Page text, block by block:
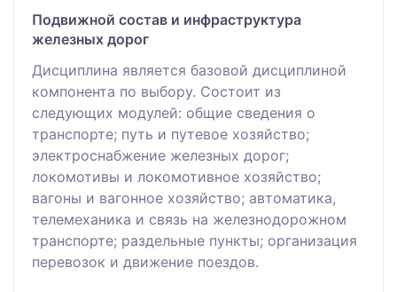
Подвижной состав и инфраструктура
железных дорог
Дисциплина является базовой дисциплиной
компонента по выбору. Состоит из
следующих модулей: общие сведения о
транспорте; путь и путевое хозяйство;
электроснабжение железных дорог;
локомотивы и локомотивное хозяйство;
вагоны и вагонное хозяйство; автоматика,
телемеханика и связь на железнодорожном
транспорте; раздельные пункты; организация
перевозок и движение поездов.